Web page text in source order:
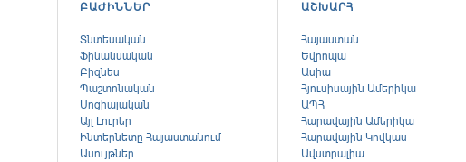
ԲԱԺԻՆՆԵՐ
Տնտեսական
Ֆինանսական
Բիզնես
Պաշտոնական
Սոցիալական
Այլ Լուրեր
Ինտերնետը Հայաստանում
Ասույթներ
ԱՇԽԱՐՀ
Հայաստան
Եվրոպա
Ասիա
Հյուսիսային Ամերիկա
ԱՊՀ
Հարավային Ամերիկա
Հարավային Կովկաս
Ավստրալիա